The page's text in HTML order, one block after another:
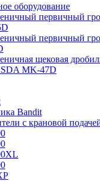
оборудование
первичный
первичный
щековая
MK-47D
Bandit
с крановой